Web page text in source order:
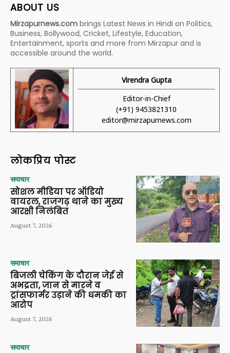
ABOUT US
Mirzapurnews.com brings Latest News in Hindi on Politics,
Business, Bollywood, Cricket, Lifestyle, Education,
Entertainment, sports and more from Mirzapur and is
accessible around the world.
Virendra Gupta
Editor-in-Chief
(+91) 9453821310
editor@mirzapurnews.com
लोकप्रिय पोस्ट
समाचार
सोशल मीडिया पर ऑडियो
वायरल, राजगढ़ थाने का मुख्य
आरक्षी निलंबित
August 7, 2026
समाचार
बिजली चेकिंग के दौरान जेई से
अभद्रता, जान से मारने व
ट्रांसफार्मर उड़ाने की धमकी का
आरोप
August 7, 2026
समाचार